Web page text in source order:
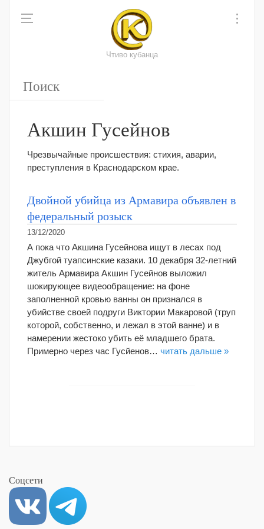
Чтиво кубанца
Акшин Гусейнов
Чрезвычайные происшествия: стихия, аварии,
преступления в Краснодарском крае.
Двойной убийца из Армавира объявлен в
федеральный розыск
13/12/2020
А пока что Акшина Гусейнова ищут в лесах под
Джубгой туапсинские казаки. 10 декабря 32-летний
житель Армавира Акшин Гусейнов выложил
шокирующее видеообращение: на фоне
заполненной кровью ванны он признался в
убийстве своей подруги Виктории Макаровой (труп
которой, собственно, и лежал в этой ванне) и в
намерении жестоко убить её младшего брата.
Примерно через час Гусйенов… читать дальше »
Соцсети